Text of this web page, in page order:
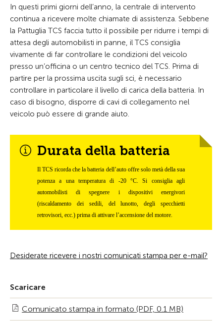
In questi primi giorni dell’anno, la centrale di intervento
continua a ricevere molte chiamate di assistenza. Sebbene
la Pattuglia TCS faccia tutto il possibile per ridurre i tempi di
attesa degli automobilisti in panne, il TCS consiglia
vivamente di far controllare le condizioni del veicolo
presso un’officina o un centro tecnico del TCS. Prima di
partire per la prossima uscita sugli sci, è necessario
controllare in particolare il livello di carica della batteria. In
caso di bisogno, disporre di cavi di collegamento nel
veicolo può essere di grande aiuto.
Durata della batteria
Il TCS ricorda che la batteria dell’auto offre solo metà della sua
potenza a una temperatura di -20 °C. Si consiglia agli
automobilisti di spegnere i dispositivi energivori
(riscaldamento dei sedili, del lunotto, degli specchietti
retrovisori, ecc.) prima di attivare l’accensione del motore.
Desiderate ricevere i nostri comunicati stampa per e-mail?
Scaricare
Comunicato stampa in formato (PDF, 0.1 MB)